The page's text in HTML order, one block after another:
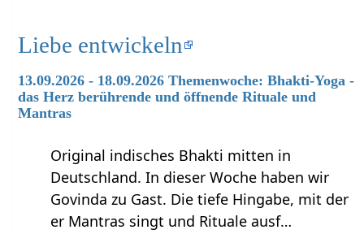
Liebe entwickeln
13.09.2026 - 18.09.2026 Themenwoche: Bhakti-Yoga -
das Herz berührende und öffnende Rituale und
Mantras
Original indisches Bhakti mitten in
Deutschland. In dieser Woche haben wir
Govinda zu Gast. Die tiefe Hingabe, mit der
er Mantras singt und Rituale ausf…